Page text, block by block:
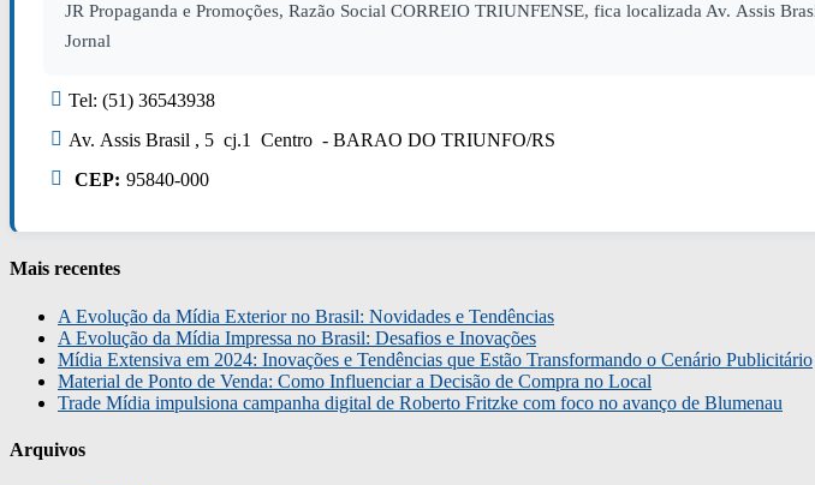
JR Propaganda e Promoções, Razão Social CORREIO TRIUNFENSE, fica localizada Av. Assis
Jornal
Tel: (51) 36543938
Av. Assis Brasil , 5 cj.1 Centro - BARAO DO TRIUNFO/RS
CEP: 95840-000
Mais recentes
A Evolução da Mídia Exterior no Brasil: Novidades e Tendências
A Evolução da Mídia Impressa no Brasil: Desafios e Inovações
Mídia Extensiva em 2024: Inovações e Tendências que Estão Transformando o Cenário Publicitário
Material de Ponto de Venda: Como Influenciar a Decisão de Compra no Local
Trade Mídia impulsiona campanha digital de Roberto Fritzke com foco no avanço de Blumenau
Arquivos